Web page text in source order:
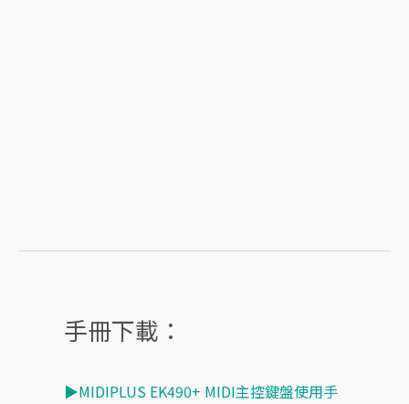
手冊下載：
▶MIDIPLUS EK490+ MIDI主控鍵盤使用手